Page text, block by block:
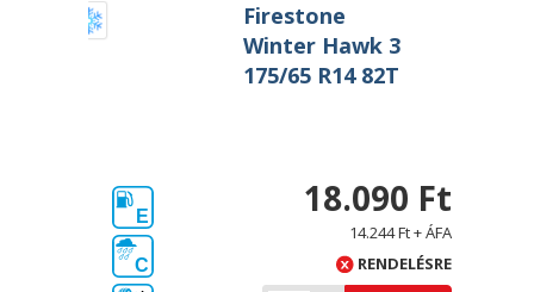
Firestone
Winter Hawk 3
175/65 R14 82T
E
C
18.090 Ft
14.244 Ft + ÁFA
RENDELÉSRE